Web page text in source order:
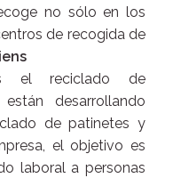
no sólo en los
de recogida de
el reciclado de
desarrollando
de patinetes y
el objetivo es
laboral a personas